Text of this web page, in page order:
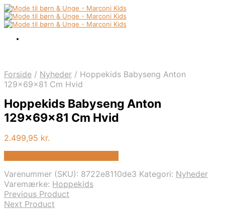
Forside / Nyheder / Hoppekids Babyseng Anton
129x69x81 Cm Hvid
Hoppekids Babyseng Anton
129x69x81 Cm Hvid
2.499,95 kr.
Varenummer (SKU): 8722e8110de3 Kategori: Nyheder
Varemærke: Hoppekids
Previous Product
Next Product